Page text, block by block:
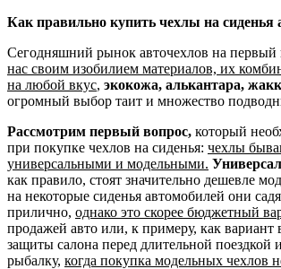
Как правильно купить чехлы на сиденья
Сегодняшний рынок авточехлов на первый
нас своим изобилием материалов, их
на любой вкус, экокожа, алькантара,
огромный выбор таит и множество
Рассмотрим первый вопрос, который
при покупке чехлов на сиденья: чехлы
универсальными и модельными.
как правило, стоят значительно дешевле
на некоторые сиденья автомобилей они
прилично, однако это скорее бюджетный
продажей авто или, к примеру, как вариант
защиты салона перед длительной поездкой
рыбалку, когда покупка модельных чехлов